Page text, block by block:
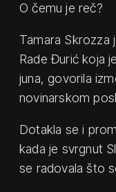
O čemu je reč?
Tamara Skrozza
Rade Đurić koja
juna, govorila
novinarskom
Dotakla se i
kada je svrgnut
se radovala što